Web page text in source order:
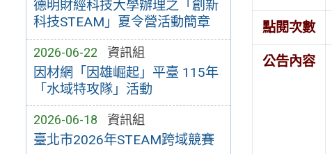
德明財經科技大學辦理之「創新
科技STEAM」夏令營活動簡章
2026-06-22 資訊組
因材網「因雄崛起」平臺 115年
「水域特攻隊」活動
2026-06-18 資訊組
臺北市2026年STEAM跨域競賽
點閱次數
公告內容